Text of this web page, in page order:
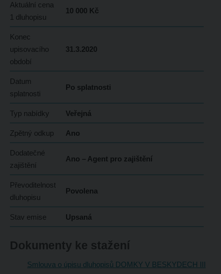
Aktuální cena
1 dluhopisu
10 000 Kč
Konec
upisovacího
období
31.3.2020
Datum
splatnosti
Po splatnosti
Typ nabídky Veřejná
Zpětný odkup Ano
Dodatečné
zajištění
Ano – Agent pro zajištění
Převoditelnost
dluhopisu
Povolena
Stav emise Upsaná
Dokumenty ke stažení
Smlouva o úpisu dluhopisů DOMKY V BESKYDECH III